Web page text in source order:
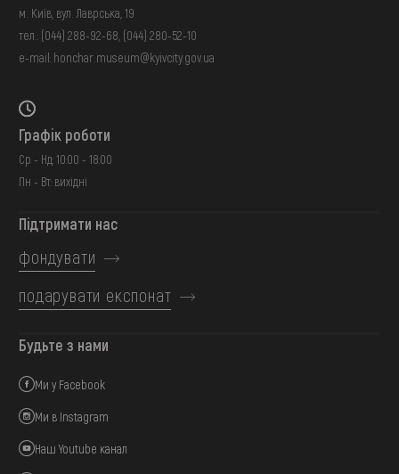
м. Київ, вул. Лаврська, 19
тел.: (044) 288-92-68 (044) 280-52-10
e-mail: honchar.museum@kyivcity.gov.ua
Графік роботи
Ср - Нд: 10:00 - 18:00
Пн - Вт: вихідні
Підтримати нас
фондувати
подарувати експонат
Будьте з нами
Ми у Facebook
Ми в Instagram
Наш Youtube канал